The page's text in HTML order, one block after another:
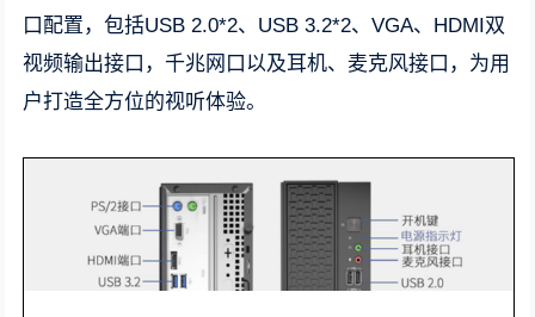
口配置，包括USB 2.0*2、USB 3.2*2、VGA、HDMI双
视频输出接口，千兆网口以及耳机、麦克风接口，为用
户打造全方位的视听体验。